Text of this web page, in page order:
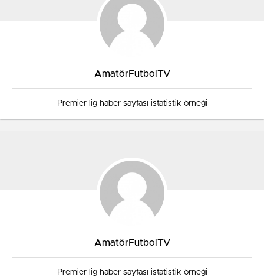
AmatörFutbolTV
Premier lig haber sayfası istatistik örneği
AmatörFutbolTV
Premier lig haber sayfası istatistik örneği